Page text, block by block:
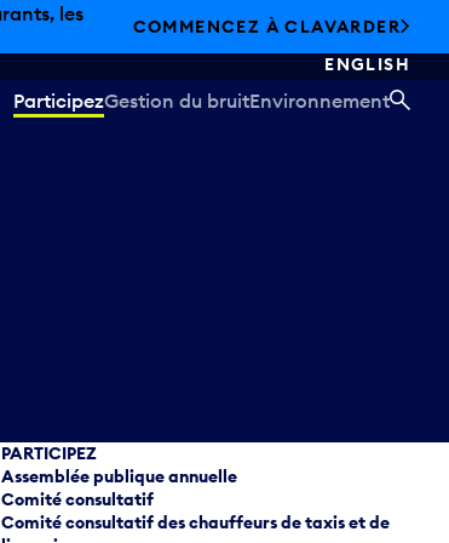
DÉCOUVREZ L’ÉTÉ CHEZ PEARSON
ENGLISH
ParticipezGestion du bruitEnvironnement
PARTICIPEZ
Assemblée publique annuelle
Comité consultatif
Comité consultatif des chauffeurs de taxis et de